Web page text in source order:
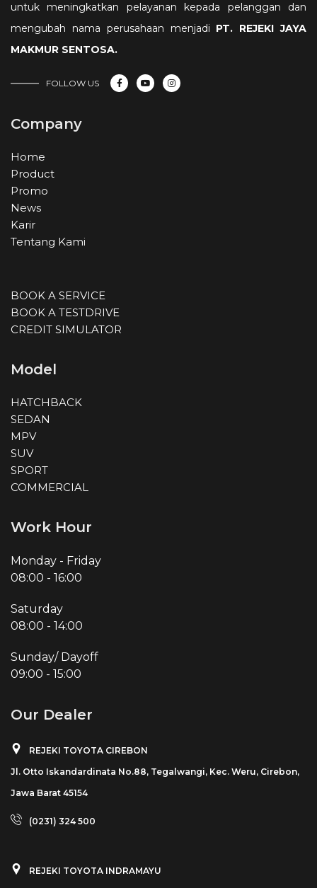
untuk meningkatkan pelayanan kepada pelanggan dan
mengubah nama perusahaan menjadi PT. REJEKI JAYA
MAKMUR SENTOSA.
FOLLOW US
Company
Home
Product
Promo
News
Karir
Tentang Kami
BOOK A SERVICE
BOOK A TESTDRIVE
CREDIT SIMULATOR
Model
HATCHBACK
SEDAN
MPV
SUV
SPORT
COMMERCIAL
Work Hour
Monday - Friday
08:00 - 16:00
Saturday
08:00 - 14:00
Sunday/ Dayoff
09:00 - 15:00
Our Dealer
REJEKI TOYOTA CIREBON
Jl. Otto Iskandardinata No.88, Tegalwangi, Kec. Weru, Cirebon,
Jawa Barat 45154
(0231) 324 500
REJEKI TOYOTA INDRAMAYU